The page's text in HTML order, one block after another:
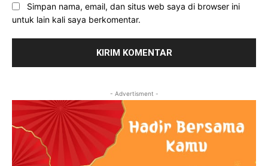
Simpan nama, email, dan situs web saya di browser ini
untuk lain kali saya berkomentar.
- Advertisment -